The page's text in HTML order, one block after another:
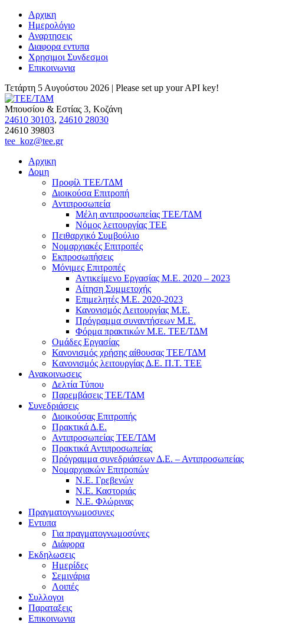
Αρχικη
Ημερολόγιο
Αναρτησεις
Διαφορα εντυπα
Χρησιμοι Συνδεσμοι
Επικοινωνια
Τετάρτη 5 Αυγούστου 2026 | Please set up your API key!
Μπουσίου & Εστίας 3, Κοζάνη
24610 30103, 24610 28030
24610 39803
tee_koz@tee.gr
Αρχικη
Δομη
Προφίλ ΤΕΕ/ΤΔΜ
Διοικούσα Επιτροπή
Αντιπροσωπεία
Μέλη αντιπροσωπείας ΤΕΕ/ΤΔΜ
Νόμος λειτουργίας ΤΕΕ
Πειθαρχικό Συμβούλιο
Νομαρχιακές Επιτροπές
Εκπροσωπήσεις
Μόνιμες Επιτροπές
Αντικείμενο Εργασίας Μ.Ε. 2020 – 2023
Αίτηση Συμμετοχής
Επιμελητές Μ.Ε. 2020-2023
Κανονισμός Λειτουργίας Μ.Ε.
Πρόγραμμα συναντήσεων M.E.
Φόρμα πρακτικών Μ.Ε. ΤΕΕ/ΤΔΜ
Ομάδες Εργασίας
Κανονισμός χρήσης αίθουσας ΤΕΕ/ΤΔΜ
Kανονισμός λειτουργίας Δ.Ε. Π.Τ. ΤΕΕ
Ανακοινωσεις
Δελτία Τύπου
Παρεμβάσεις ΤΕΕ/ΤΔΜ
Συνεδριάσεις
Διοικούσας Επιτροπής
Πρακτικά Δ.Ε.
Αντιπροσωπείας ΤΕΕ/ΤΔΜ
Πρακτικά Αντιπροσωπείας
Πρόγραμμα συνεδριάσεων Δ.Ε. – Αντιπροσωπείας
Νομαρχιακών Επιτροπών
Ν.Ε. Γρεβενών
Ν.Ε. Καστοριάς
Ν.Ε. Φλώρινας
Πραγματογνωμοσυνες
Εντυπα
Για πραγματογνωμοσύνες
Διάφορα
Εκδηλωσεις
Ημερίδες
Σεμινάρια
Λοιπές
Συλλογοι
Παραταξεις
Επικοινωνια